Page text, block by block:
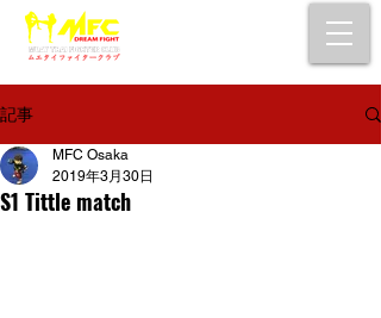
記事
S1 Tittle match
MFC Osaka
2019年3月30日